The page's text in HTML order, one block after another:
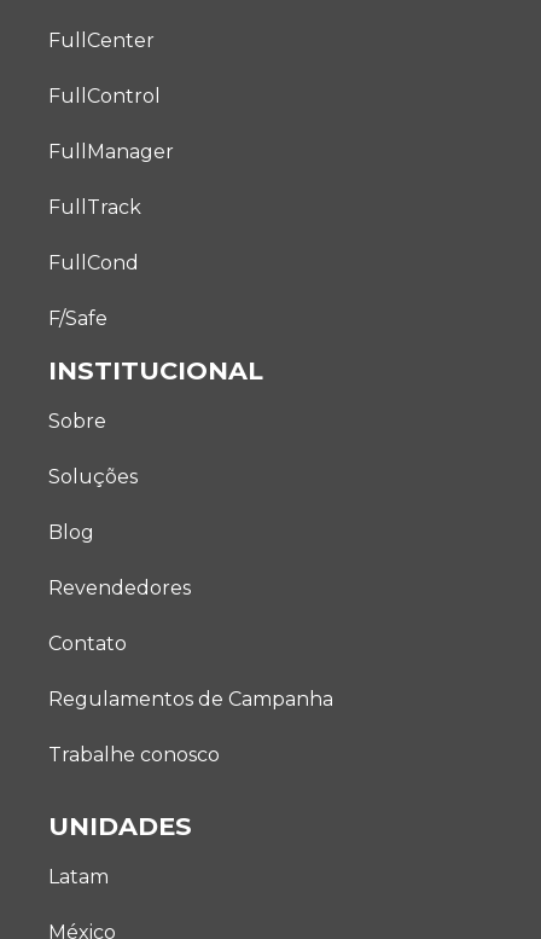
FullCenter
FullControl
FullManager
FullTrack
FullCond
F/Safe
INSTITUCIONAL
Sobre
Soluções
Blog
Revendedores
Contato
Regulamentos de Campanha
Trabalhe conosco
UNIDADES
Latam
México